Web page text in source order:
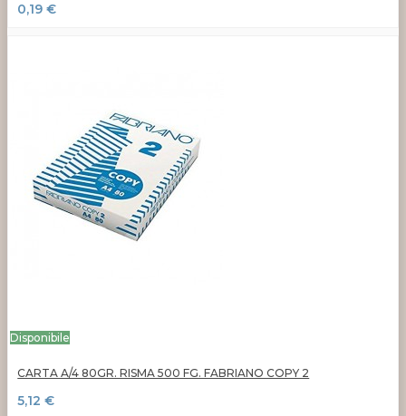
0,19 €
Disponibile
CARTA A/4 80GR. RISMA 500 FG. FABRIANO COPY 2
5,12 €